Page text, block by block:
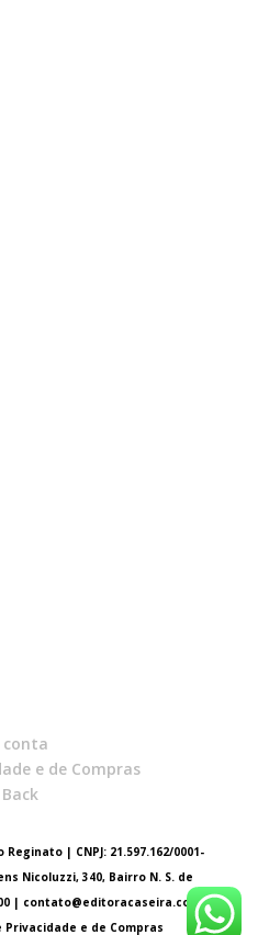
conta
e de Compras
| CNPJ: 21.597.162/0001-
Nicoluzzi, 340, Bairro N. S. de
| contato@editoracaseira.com
Privacidade e de Compras